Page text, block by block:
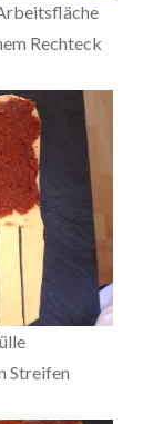
Rechteck
Streifen